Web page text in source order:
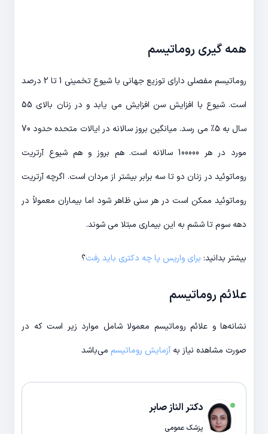
همه گیری روماتیسم
روماتیسم مفصلی دارای توزیع جهانی با شیوع تخمینی 1 تا 2 درصد
است. شیوع با افزایش سن افزایش می یابد و در زنان بالای 55
سال به 5% می رسد. میانگین بروز سالانه در ایالات متحده حدود 70
مورد در هر 100000 سالانه است. هم بروز و هم شیوع آرتریت
روماتوئید در زنان دو تا سه برابر بیشتر از مردان است. اگرچه آرتریت
روماتوئید ممکن است در هر سنی ظاهر شود اما بیماران معمولاً در
دهه سوم تا ششم به این بیماری مبتلا می شوند.
بیشتر بدانید: برای واریس پا چه دکتری باید رفت؟
علائم روماتیسم
نشانه‌ها و علائم روماتیسم معمولا شامل موارد زیر است که در
صورت مشاهده نیاز به آزمایش روماتیسم می‌باشد
دکتر الناز صابر
پزشک عمومی